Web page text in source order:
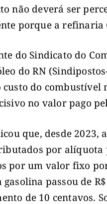
não deverá ser
porque a refinaria
do Sindicato do
do RN
custo do
no valor pago
que, desde 2023,
por alíquota
por um valor fixo
gasolina passou de
de 10 centavos.